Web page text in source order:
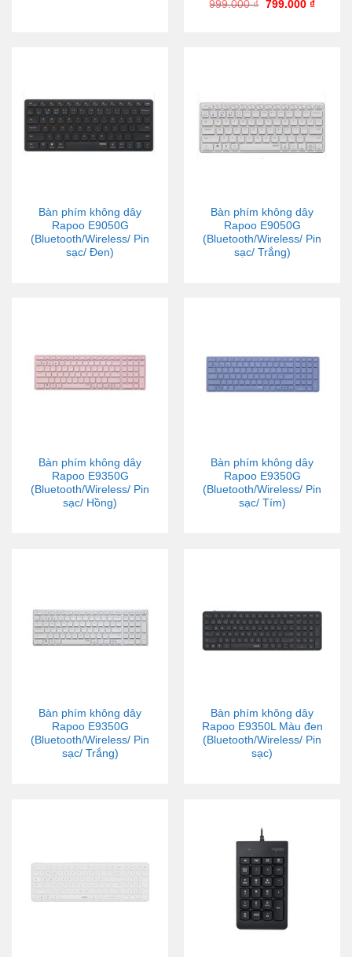
999.000₫ 799.000 ₫
Bàn phím không dây
Rapoo E9050G
(Bluetooth/Wireless/ Pin
sạc/ Đen)
Bàn phím không dây
Rapoo E9050G
(Bluetooth/Wireless/ Pin
sạc/ Trắng)
Bàn phím không dây
Rapoo E9350G
(Bluetooth/Wireless/ Pin
sạc/ Hồng)
Bàn phím không dây
Rapoo E9350G
(Bluetooth/Wireless/ Pin
sạc/ Tím)
Bàn phím không dây
Rapoo E9350G
(Bluetooth/Wireless/ Pin
sạc/ Trắng)
Bàn phím không dây
Rapoo E9350L Màu đen
(Bluetooth/Wireless/ Pin
sạc)